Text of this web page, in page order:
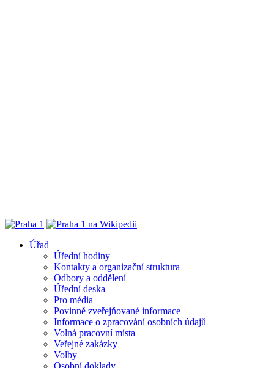
Úřad
Úřední hodiny
Kontakty a organizační struktura
Odbory a oddělení
Úřední deska
Pro média
Povinně zveřejňované informace
Informace o zpracování osobních údajů
Volná pracovní místa
Veřejné zakázky
Volby
Osobní doklady